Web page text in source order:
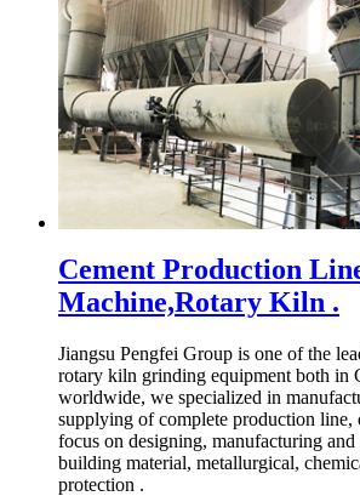
Cement Production
Machine,Rotary Kiln .
Jiangsu Pengfei Group is one of the
rotary kiln grinding equipment both in
worldwide, we specialized in
supplying of complete production line,
focus on designing, manufacturing
building material, metallurgical,
protection .